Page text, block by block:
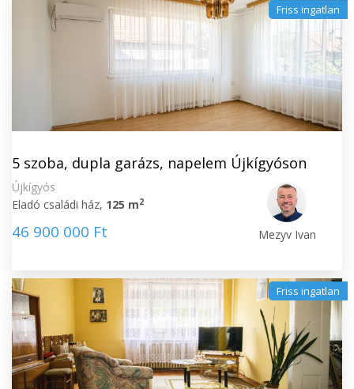
Friss ingatlan
5 szoba, dupla garázs, napelem Újkígyóson
Újkígyós
Eladó családi ház, 125 m2
46 900 000 Ft Mezyv Ivan
Friss ingatlan